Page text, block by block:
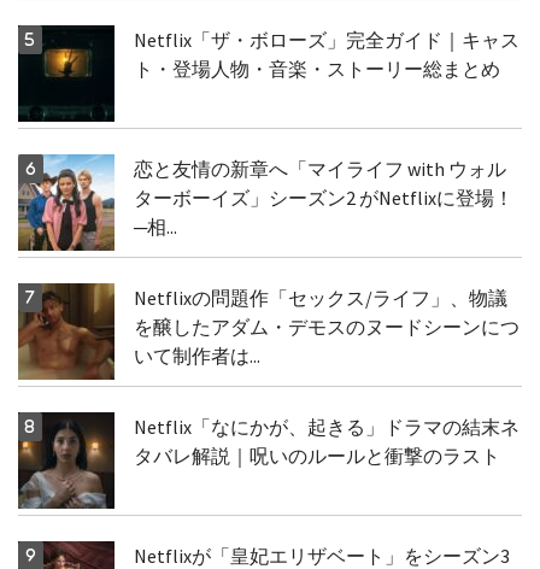
Netflix「ザ・ボローズ」完全ガイド｜キャス
ト・登場人物・音楽・ストーリー総まとめ
恋と友情の新章へ「マイライフ with ウォル
ターボーイズ」シーズン2 がNetflixに登場！
─相...
Netflixの問題作「セックス/ライフ」、物議
を醸したアダム・デモスのヌードシーンにつ
いて制作者は...
Netflix「なにかが、起きる」ドラマの結末ネ
タバレ解説｜呪いのルールと衝撃のラスト
Netflixが「皇妃エリザベート」をシーズン3